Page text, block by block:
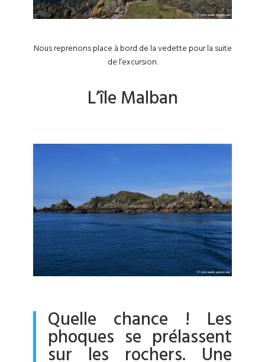
Nous reprenons place à bord de la vedette pour la suite
de l’excursion.
L’île Malban
Quelle chance ! Les
phoques se prélassent
sur les rochers. Une